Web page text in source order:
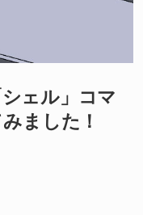
ェル」コマ
ました！